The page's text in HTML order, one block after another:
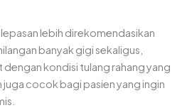
lebih direkomendasikan
banyak gigi sekaligus,
dengan kondisi tulang rahang yang
juga cocok bagi pasien yang ingin